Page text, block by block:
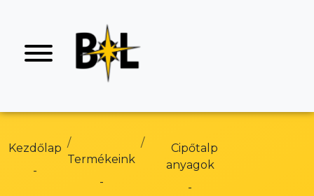
Kezdőlap
Termékeink
Cipőtalp
anyagok